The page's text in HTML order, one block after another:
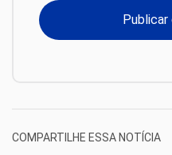
COMPARTILHE ESSA NOTÍCIA